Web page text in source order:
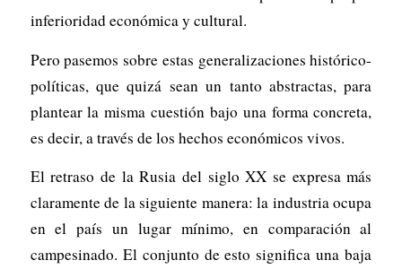
inferioridad económica y cultural.
Pero pasemos sobre estas generalizaciones histórico-
políticas, que quizá sean un tanto abstractas, para
plantear la misma cuestión bajo una forma concreta,
es decir, a través de los hechos económicos vivos.
El retraso de la Rusia del siglo XX se expresa más
claramente de la siguiente manera: la industria ocupa
en el país un lugar mínimo, en comparación al
campesinado. El conjunto de esto significa una baja